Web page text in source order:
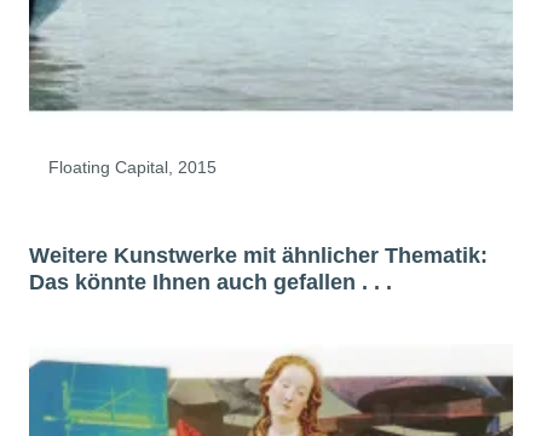
Floating Capital, 2015
Weitere Kunstwerke mit ähnlicher Thematik:
Das könnte Ihnen auch gefallen . . .